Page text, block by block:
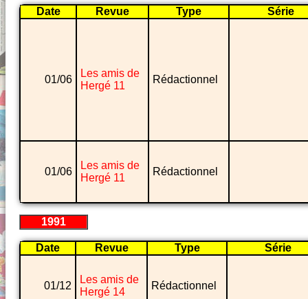
Date Revue Type Série
01/06
Les amis de
Hergé 11
Rédactionnel
01/06
Les amis de
Hergé 11
Rédactionnel
1991
Date Revue Type Série
01/12
Les amis de
Hergé 14
Rédactionnel